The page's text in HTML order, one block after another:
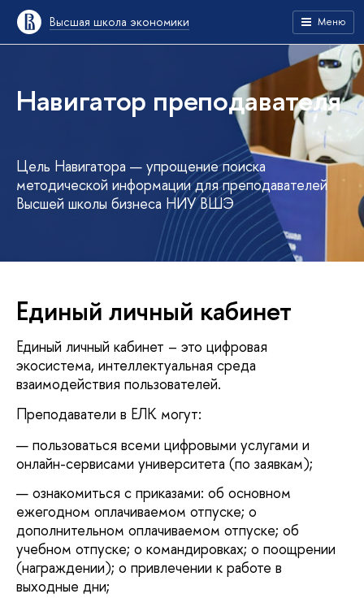
Высшая школа экономики Меню
Навигатор преподавателя
Цель Навигатора — упрощение поиска
методической информации для преподавателей
Высшей школы бизнеса НИУ ВШЭ
Единый личный кабинет
Единый личный кабинет – это цифровая
экосистема, интеллектуальная среда
взаимодействия пользователей.
Преподаватели в ЕЛК могут:
пользоваться всеми цифровыми услугами и
онлайн-сервисами университета (по заявкам);
ознакомиться с приказами: об основном
ежегодном оплачиваемом отпуске; о
дополнительном оплачиваемом отпуске; об
учебном отпуске; о командировках; о поощрении
(награждении); о привлечении к работе в
выходные дни;